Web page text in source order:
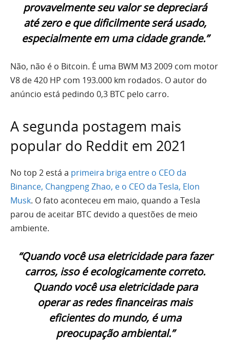
provavelmente seu valor se depreciará
até zero e que dificilmente será usado,
especialmente em uma cidade grande.”
Não, não é o Bitcoin. É uma BWM M3 2009 com motor
V8 de 420 HP com 193.000 km rodados. O autor do
anúncio está pedindo 0,3 BTC pelo carro.
A segunda postagem mais
popular do Reddit em 2021
No top 2 está a primeira briga entre o CEO da
Binance, Changpeng Zhao, e o CEO da Tesla, Elon
Musk. O fato aconteceu em maio, quando a Tesla
parou de aceitar BTC devido a questões de meio
ambiente.
“Quando você usa eletricidade para fazer
carros, isso é ecologicamente correto.
Quando você usa eletricidade para
operar as redes financeiras mais
eficientes do mundo, é uma
preocupação ambiental.”